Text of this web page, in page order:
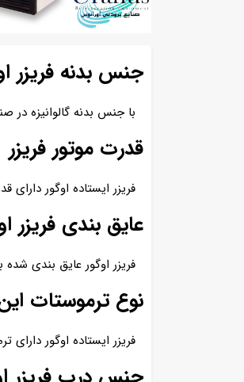
جنس بدنه فریزر
با جنس بدنه گالوانیزه
قدرت موتور فریزر
فریزر ایستاده اوگور
عایق بندی فریزر
فریزر اوگور عایق بندی
نوع ترموستات
فریزر ایستاده اوگور